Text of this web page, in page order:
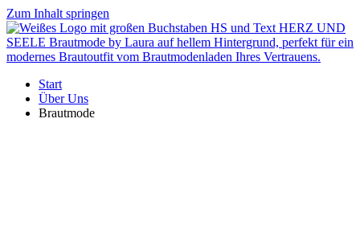
Zum Inhalt springen
Start
Über Uns
Brautmode